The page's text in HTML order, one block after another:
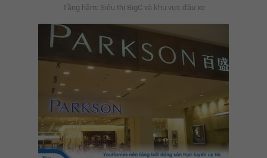
Tầng hầm: Siêu thị BigC và khu vực đậu xe